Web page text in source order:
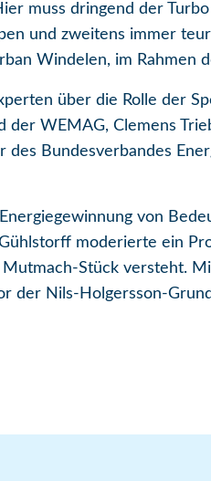
muss dringend der
und zweitens immer
Windelen, im Rahmen
über die Rolle der
der WEMAG, Clemens
Bundesverbandes
von
moderierte ein
Stück versteht.
der Nils-Holgersson-